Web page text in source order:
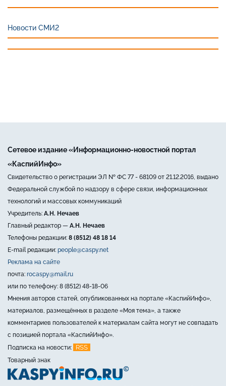
Новости СМИ2
Сетевое издание «Информационно-новостной портал
«КаспийИнфо»
Свидетельство о регистрации ЭЛ № ФС 77 - 68109 от 21.12.2016, выдано
Федеральной службой по надзору в сфере связи, информационных
технологий и массовых коммуникаций
Учредитель: А.Н. Нечаев
Главный редактор — А.Н. Нечаев
Телефоны редакции: 8 (8512) 48 18 14
E-mail редакции: people@caspy.net
Реклама на сайте
почта: rocaspy@mail.ru
или по телефону: 8 (8512) 48-18-06
Мнения авторов статей, опубликованных на портале «КаспийИнфо»,
материалов, размещённых в разделе «Моя тема», а также
комментариев пользователей к материалам сайта могут не совпадать
с позицией портала «КаспийИнфо».
Подписка на новости:
RSS
Товарный знак